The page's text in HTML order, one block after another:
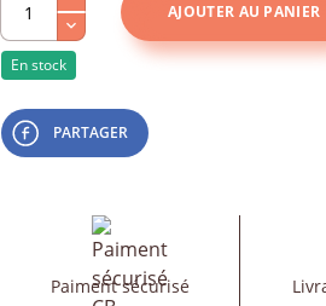
AJOUTER AU PANIER
En stock
PARTAGER
Paiment sécurisé